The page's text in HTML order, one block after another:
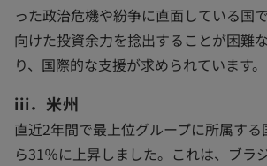
った政治危機や紛争に直面している国
向けた投資余力を捻出することが困難
り、国際的な支援が求められています。
iii．米州
直近2年間で最上位グループに所属す
ら31％に上昇しました。これは、ブラ